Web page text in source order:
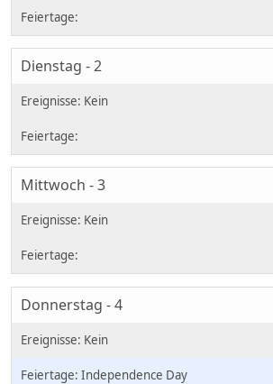
Dienstag - 2
Mittwoch - 3
Donnerstag - 4
Independence Day